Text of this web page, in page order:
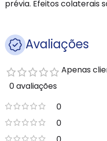
prévia. Efeitos colaterais
Avaliações
0 avaliações
0
0
Apenas